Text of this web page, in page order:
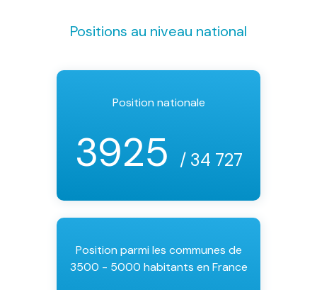
Positions au niveau national
Position nationale
3925 / 34 727
Position parmi les communes de
3500 - 5000 habitants en France